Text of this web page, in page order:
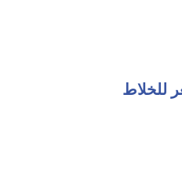
للخلاط